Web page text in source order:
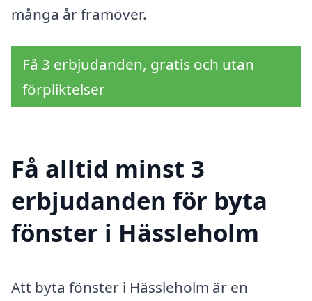
många år framöver.
Få 3 erbjudanden, gratis och utan
förpliktelser
Få alltid minst 3
erbjudanden för byta
fönster i Hässleholm
Att byta fönster i Hässleholm är en